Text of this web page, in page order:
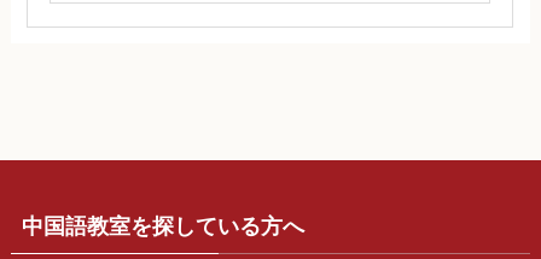
中国語教室を探している方へ